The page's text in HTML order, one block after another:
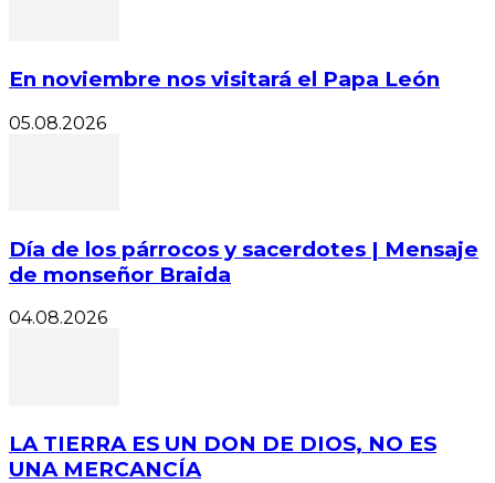
En noviembre nos visitará el Papa León
05.08.2026
Día de los párrocos y sacerdotes | Mensaje
de monseñor Braida
04.08.2026
LA TIERRA ES UN DON DE DIOS, NO ES
UNA MERCANCÍA